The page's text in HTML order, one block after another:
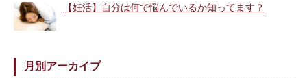
【妊活】自分は何で悩んでいるか知ってます？
月別アーカイブ